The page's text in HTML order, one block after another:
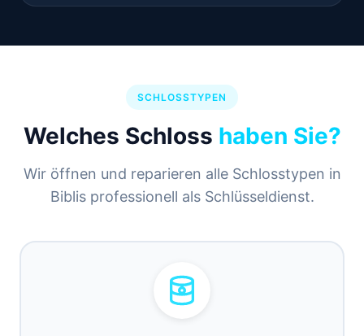
SCHLOSSTYPEN
Welches Schloss haben Sie?
Wir öffnen und reparieren alle Schlosstypen in
Biblis professionell als Schlüsseldienst.